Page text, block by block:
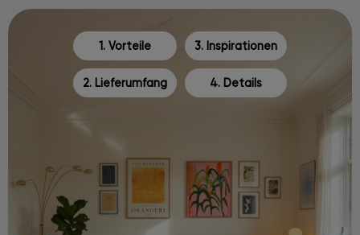
1. Vorteile 3. Inspirationen
2. Lieferumfang 4. Details